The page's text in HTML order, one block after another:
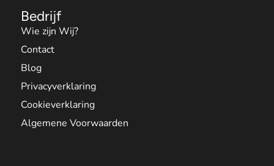
Bedrijf
Wie zijn Wij?
Contact
Blog
Privacyverklaring
Cookieverklaring
Algemene Voorwaarden